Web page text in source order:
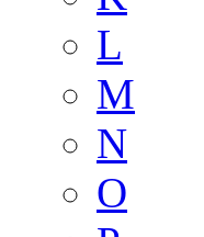
L
M
N
O